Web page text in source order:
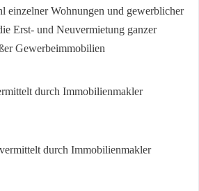
einzelner Wohnungen und gewerblicher
Erst- und Neuvermietung ganzer
Gewerbeimmobilien